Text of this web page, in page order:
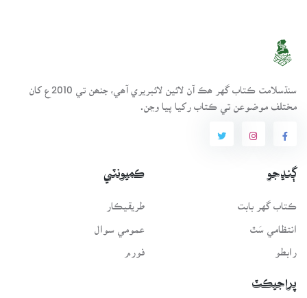
سنڌسلامت ڪتاب گهر ھڪ آن لائين لائبريري آھي، جنھن تي 2010ع کان
مختلف موضوعن تي ڪتاب رکيا پيا وڃن.
ڳنڍجو
ڪتاب گهر بابت
انتظامي سَٿ
رابطو
ڪميونٽي
طريقيڪار
عمومي سوال
فورم
پراجيڪٽ